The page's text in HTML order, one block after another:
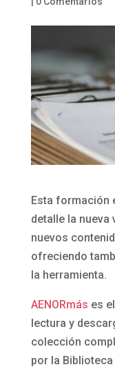
Esta formación
detalle la nueva
nuevos
ofreciendo
la herramienta.
AENORmás es
lectura y
colección
por la Biblioteca